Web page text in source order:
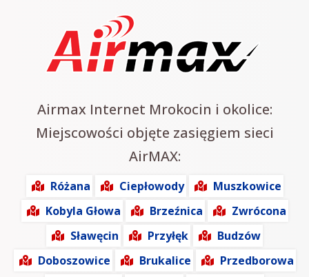
Airmax Internet Mrokocin i okolice:
Miejscowości objęte zasięgiem sieci
AirMAX:
Różana Ciepłowody
Muszkowice
Kobyla Głowa
Brzeźnica
Zwrócona
Sławęcin
Przyłęk
Budzów
Doboszowice
Brukalice
Przedborowa